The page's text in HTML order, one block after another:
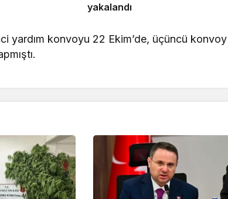
yakalandı
yardım konvoyu 22 Ekim’de, üçüncü konvoy